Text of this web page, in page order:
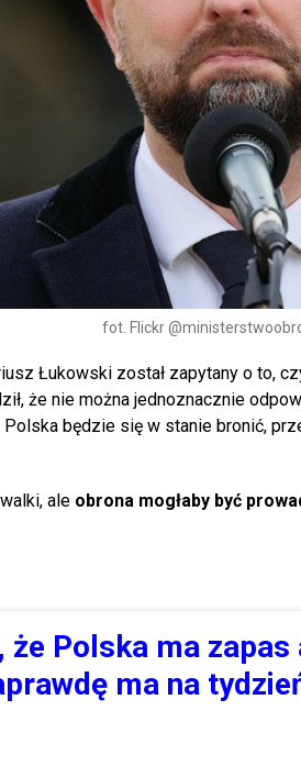
fot. Flickr
Łukowski został zapytany o to,
że nie można jednoznacznie
będzie się w stanie bronić,
ale obrona mogłaby być
że Polska ma
ma na